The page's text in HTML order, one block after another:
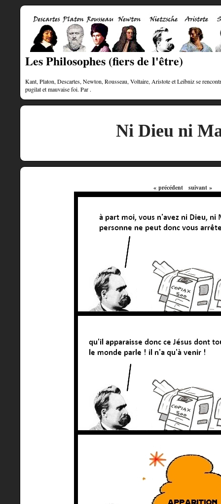
Les Philosophes (fiers de l'être)
Kant, Platon, Descartes, Newton, Rousseau, Voltaire, Aristote et Leibniz se
pugilat et mauvaise foi. Par .
Ni Dieu ni
« précédent suivant »